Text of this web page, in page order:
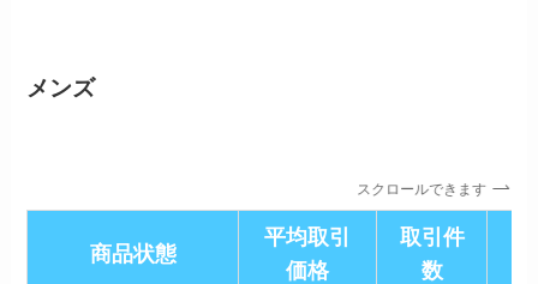
メンズ
スクロールできます
商品状態
平均取引
価格
取引件
数